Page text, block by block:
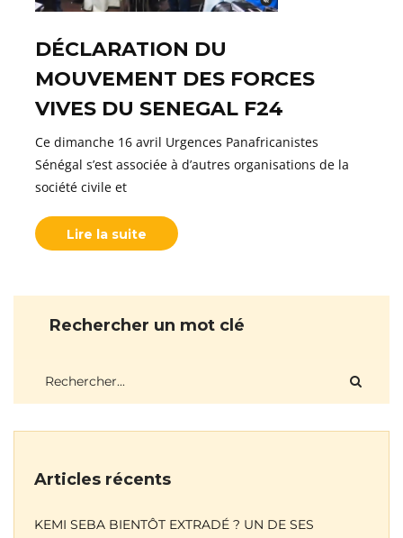
DÉCLARATION DU
MOUVEMENT DES FORCES
VIVES DU SENEGAL F24
Ce dimanche 16 avril Urgences Panafricanistes
Sénégal s’est associée à d’autres organisations de la
société civile et
Lire la suite
Rechercher un mot clé
Articles récents
KEMI SEBA BIENTÔT EXTRADÉ ? UN DE SES